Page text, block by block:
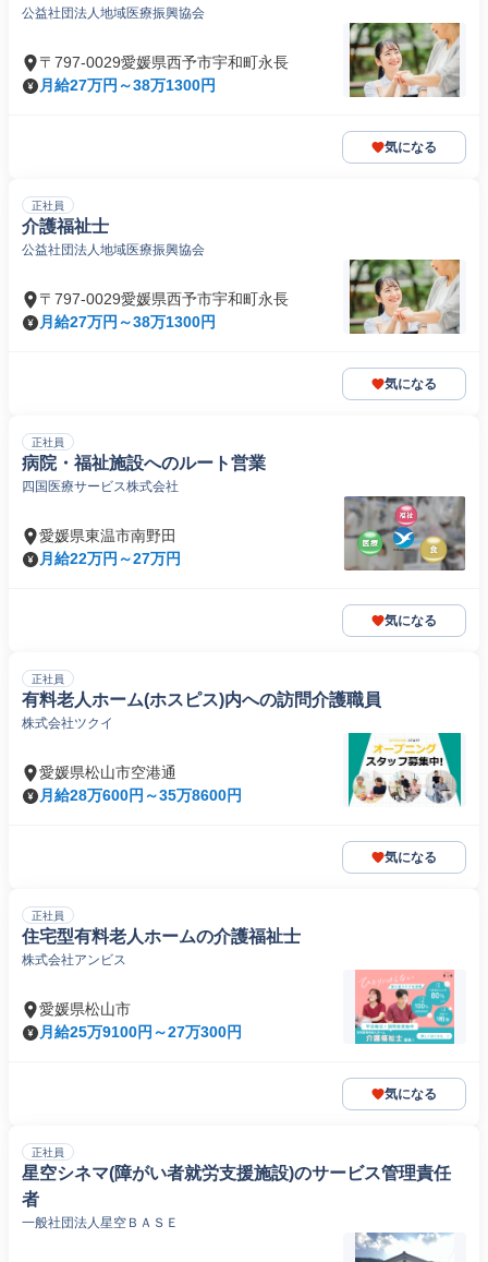
公益社団法人地域医療振興協会
〒797-0029愛媛県西予市宇和町永長
月給27万円～38万1300円
気になる
正社員
介護福祉士
公益社団法人地域医療振興協会
〒797-0029愛媛県西予市宇和町永長
月給27万円～38万1300円
気になる
正社員
病院・福祉施設へのルート営業
四国医療サービス株式会社
愛媛県東温市南野田
月給22万円～27万円
気になる
正社員
有料老人ホーム(ホスピス)内への訪問介護職員
株式会社ツクイ
愛媛県松山市空港通
月給28万600円～35万8600円
気になる
正社員
住宅型有料老人ホームの介護福祉士
株式会社アンビス
愛媛県松山市
月給25万9100円～27万300円
気になる
正社員
星空シネマ(障がい者就労支援施設)のサービス管理責任
者
一般社団法人星空ＢＡＳＥ